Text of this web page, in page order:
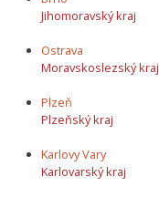
Jihomoravský kraj
Ostrava
Moravskoslezský kraj
Plzeň
Plzeňský kraj
Karlovy Vary
Karlovarský kraj